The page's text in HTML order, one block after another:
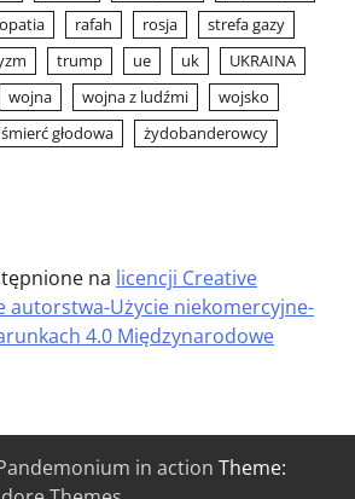
rafah rosja
strefa gazy
trump ue uk
UKRAINA
wojna wojna z ludźmi
wojsko
śmierć głodowa
żydobanderowcy
na licencji Creative
autorstwa-Użycie niekomercyjne-
4.0 Międzynarodowe
in action Theme: